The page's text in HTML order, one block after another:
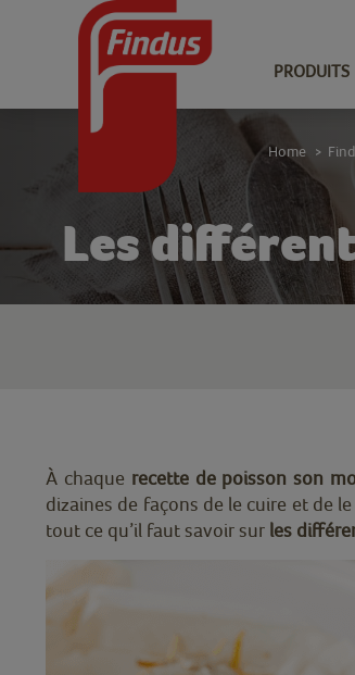
PRODUITS
Les
Home >
À chaque recette de poisson son
dizaines de façons de le cuire et de
tout ce qu’il faut savoir sur les